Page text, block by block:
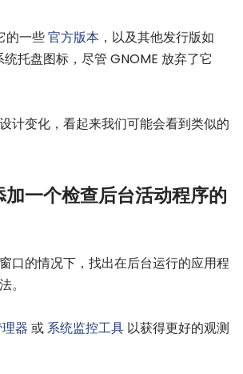
的一些官方版本 ，以及其他发行版如
托盘图标，尽管 GNOME 放弃了它
计变化，看起来我们可能会看到类似的
加一个检查后台活动程序的
口的情况下，找出在后台运行的应用程
。
器 或系统监控工具 以获得更好的观测